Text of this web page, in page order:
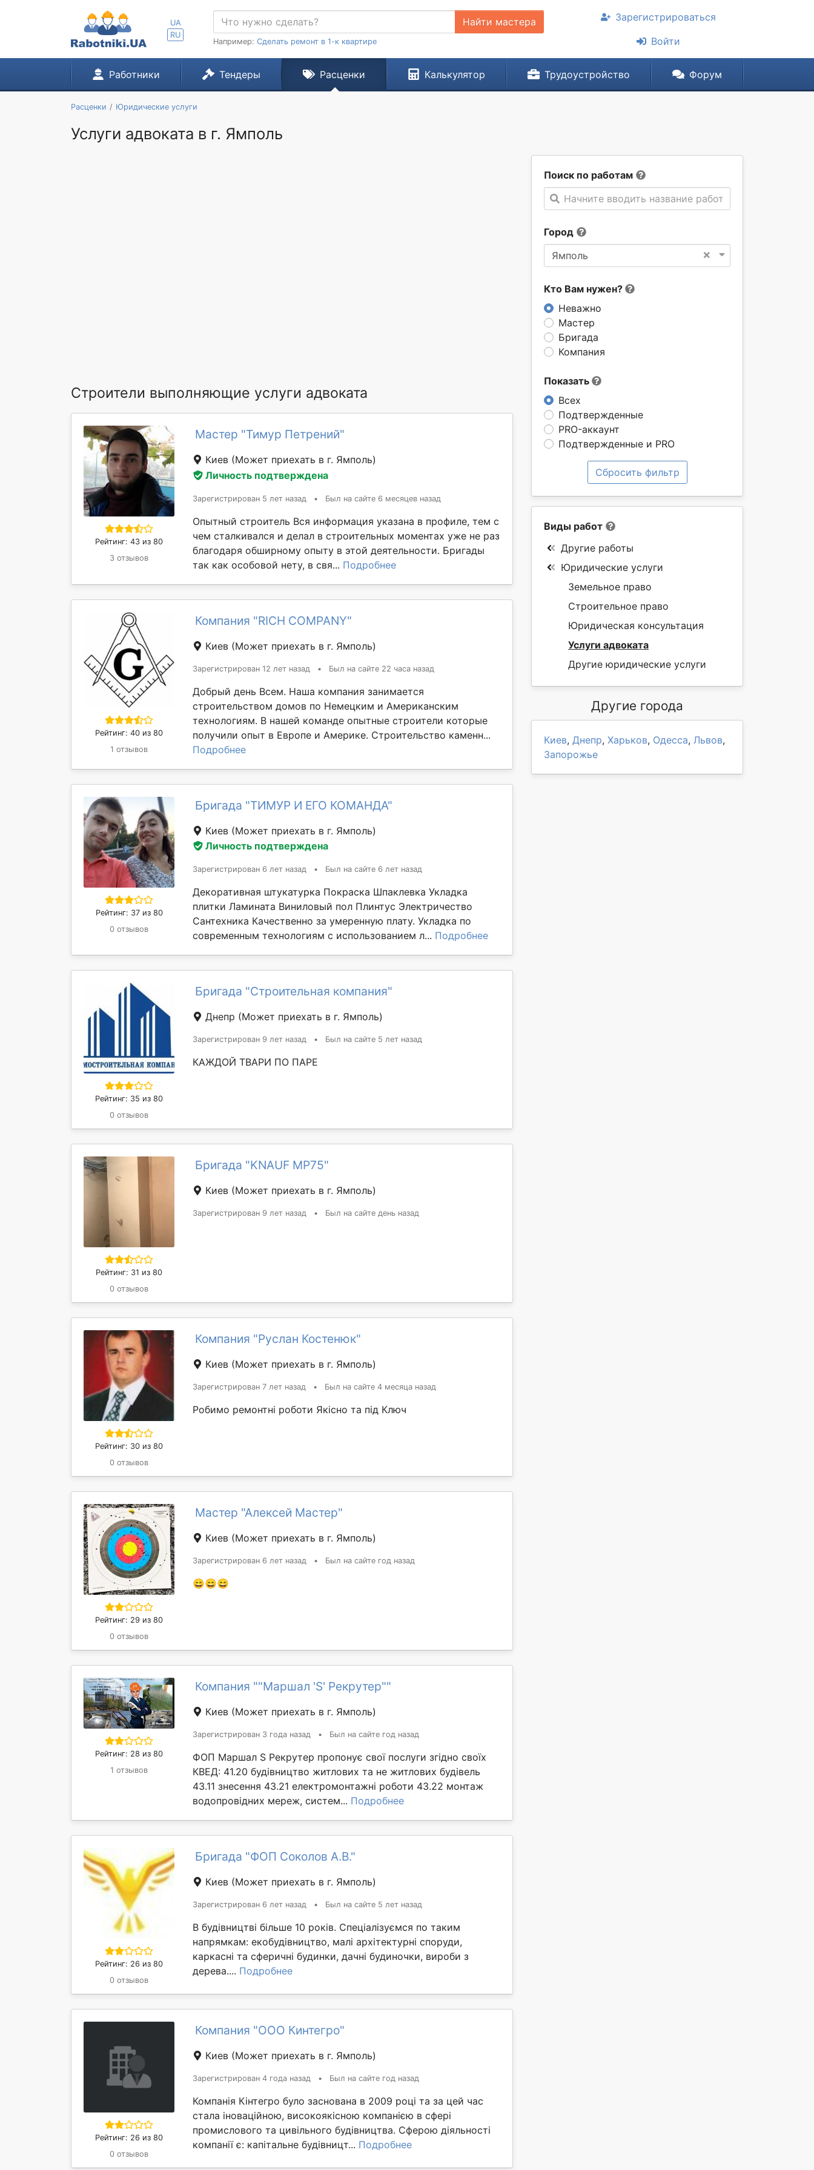
UA
RU
Найти мастера
Например: Сделать ремонт в 1-к квартире
Зарегистрироваться
Войти
Работники Тендеры Расценки Калькулятор Трудоустройство Форум
Расценки Юридические услуги
Услуги адвоката в г. Ямполь
Поиск по работам
Начните вводить название работы
Город
×
Ямполь
Кто Вам нужен?
Неважно
Мастер
Бригада
Компания
Показать
Всех
Подтвержденные
PRO-аккаунт
Подтвержденные и PRO
Сбросить фильтр
Строители выполняющие услуги адвоката
Рейтинг: 43 из 80
3 отзывов
Мастер "Тимур Петрений"
Киев (Может приехать в г. Ямполь)
Личность подтверждена
Зарегистрирован 5 лет назад • Был на сайте 6 месяцев назад
Опытный строитель Вся информация указана в профиле, тем с
чем сталкивался и делал в строительных моментах уже не раз
благодаря обширному опыту в этой деятельности. Бригады
так как особовой нету, в свя... Подробнее
Рейтинг: 40 из 80
1 отзывов
Компания "RICH COMPANY"
Киев (Может приехать в г. Ямполь)
Зарегистрирован 12 лет назад • Был на сайте 22 часа назад
Добрый день Всем. Наша компания занимается
строительством домов по Немецким и Американским
технологиям. В нашей команде опытные строители которые
получили опыт в Европе и Америке. Строительство каменн...
Подробнее
Рейтинг: 37 из 80
0 отзывов
Бригада "ТИМУР И ЕГО КОМАНДА"
Киев (Может приехать в г. Ямполь)
Личность подтверждена
Зарегистрирован 6 лет назад • Был на сайте 6 лет назад
Декоративная штукатурка Покраска Шпаклевка Укладка
плитки Ламината Виниловый пол Плинтус Электричество
Сантехника Качественно за умеренную плату. Укладка по
современным технологиям с использованием л... Подробнее
Рейтинг: 35 из 80
0 отзывов
Бригада "Строительная компания"
Днепр (Может приехать в г. Ямполь)
Зарегистрирован 9 лет назад • Был на сайте 5 лет назад
КАЖДОЙ ТВАРИ ПО ПАРЕ
Рейтинг: 31 из 80
0 отзывов
Бригада "KNAUF MP75"
Киев (Может приехать в г. Ямполь)
Зарегистрирован 9 лет назад • Был на сайте день назад
Рейтинг: 30 из 80
0 отзывов
Компания "Руслан Костенюк"
Киев (Может приехать в г. Ямполь)
Зарегистрирован 7 лет назад • Был на сайте 4 месяца назад
Робимо ремонтні роботи Якісно та під Ключ
Рейтинг: 29 из 80
0 отзывов
Мастер "Алексей Мастер"
Киев (Может приехать в г. Ямполь)
Зарегистрирован 6 лет назад • Был на сайте год назад
😄😄😄
Рейтинг: 28 из 80
1 отзывов
Компания ""Маршал 'S' Рекрутер""
Киев (Может приехать в г. Ямполь)
Зарегистрирован 3 года назад • Был на сайте год назад
ФОП Маршал S Рекрутер пропонує свої послуги згідно своїх
КВЕД: 41.20 будівництво житлових та не житлових будівель
43.11 знесення 43.21 електромонтажні роботи 43.22 монтаж
водопровідних мереж, систем... Подробнее
Рейтинг: 26 из 80
0 отзывов
Бригада "ФОП Соколов А.В."
Киев (Может приехать в г. Ямполь)
Зарегистрирован 6 лет назад • Был на сайте 5 лет назад
В будівництві більше 10 років. Спеціалізуємся по таким
напрямкам: екобудівництво, малі архітектурні споруди,
каркасні та сферичні будинки, дачні будиночки, вироби з
дерева.... Подробнее
Рейтинг: 26 из 80
0 отзывов
Компания "ООО Кинтегро"
Киев (Может приехать в г. Ямполь)
Зарегистрирован 4 года назад • Был на сайте год назад
Компанія Кінтегро було заснована в 2009 році та за цей час
стала іноваційною, високоякісною компанією в сфері
промислового та цивільного будівництва. Сферою діяльності
компанії є: капітальне будівницт... Подробнее
Виды работ
Другие работы
Юридические услуги
Земельное право
Строительное право
Юридическая консультация
Услуги адвоката
Другие юридические услуги
Другие города
Киев, Днепр, Харьков, Одесса, Львов,
Запорожье